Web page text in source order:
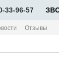
33-96-57
Отзывы